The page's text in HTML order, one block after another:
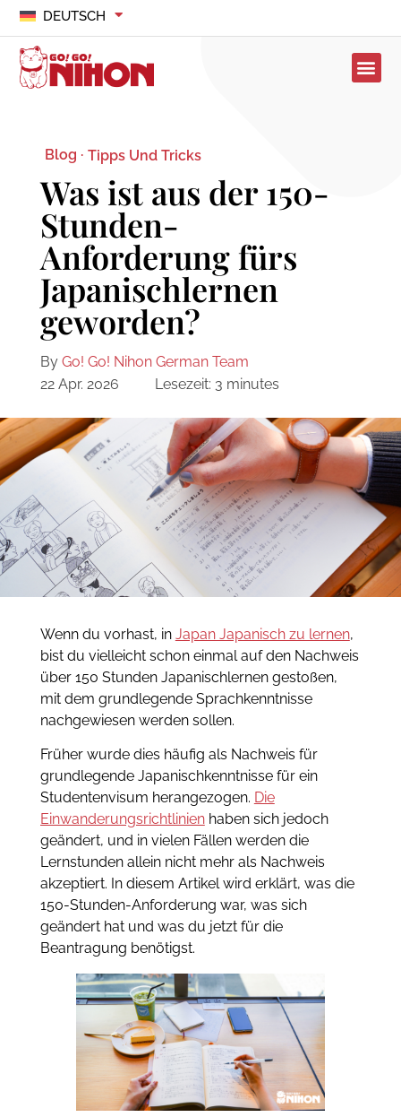
DEUTSCH
Blog · Tipps Und Tricks
Was ist aus der 150-
Stunden-
Anforderung fürs
Japanischlernen
geworden?
By Go! Go! Nihon German Team
22 Apr. 2026
Lesezeit: 3 minutes
Wenn du vorhast, in Japan Japanisch zu lernen,
bist du vielleicht schon einmal auf den Nachweis
über 150 Stunden Japanischlernen gestoßen,
mit dem grundlegende Sprachkenntnisse
nachgewiesen werden sollen.
Früher wurde dies häufig als Nachweis für
grundlegende Japanischkenntnisse für ein
Studentenvisum herangezogen. Die
Einwanderungsrichtlinienhaben sich jedoch
geändert, und in vielen Fällen werden die
Lernstunden allein nicht mehr als Nachweis
akzeptiert. In diesem Artikel wird erklärt, was die
150-Stunden-Anforderung war, was sich
geändert hat und was du jetzt für die
Beantragung benötigst.